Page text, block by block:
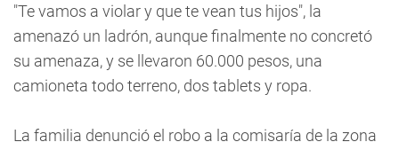
"Te vamos a violar y que te vean tus hijos", la
amenazó un ladrón, aunque finalmente no concretó
su amenaza, y se llevaron 60.000 pesos, una
camioneta todo terreno, dos tablets y ropa.
La familia denunció el robo a la comisaría de la zona